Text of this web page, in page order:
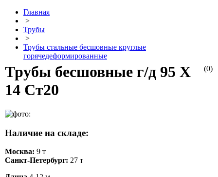
Главная
>
Трубы
>
Трубы стальные бесшовные круглые
горячедеформированные
(0)
Трубы бесшовные г/д 95 Х
14 Ст20
Наличие на складе:
Москва: 9 т
Санкт-Петербург: 27 т